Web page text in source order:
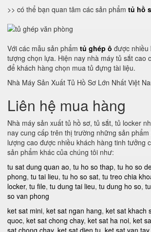
>> có thể bạn quan tâm các sản phẩm tủ hồ
Với các mẫu sản phẩm tủ ghép ô được nhiều
tượng chọn lựa. Hiện nay nhà máy tủ sắt cao
để khách hàng chọn mua tủ đựng tài liệu.
Nhà Máy Sản Xuất Tủ Hồ Sơ Lớn Nhất Việt
Liên hệ mua hàng
Nhà máy sản xuất tủ hồ sơ, tủ sắt, tủ locker
nay cung cấp trên thị trường những sản
lượng cao được nhiều khách hàng tinh tưởng
sản phẩm khác của chúng tôi như:
tu sat dung quan ao, tu ho so thap, tu ho so
phong, tu tai lieu, tu ho so sat, tu treo chia
locker, tu file, tu dung tai lieu, tu dung ho so,
so van phong
ket sat mini, ket sat ngan hang, ket sat khach
quoc, ket sat chong chay, ket sat ha noi, ket
sat chong chay, ket sat dien tu, ket sat van tay